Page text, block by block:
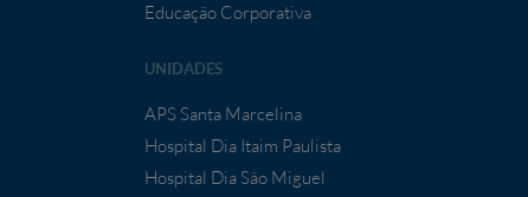
Educação Corporativa
UNIDADES
APS Santa Marcelina
Hospital Dia Itaim Paulista
Hospital Dia São Miguel